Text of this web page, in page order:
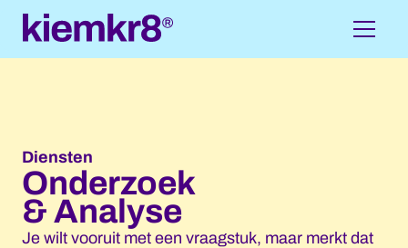
Diensten
Onderzoek
& Analyse
Je wilt vooruit met een vraagstuk, maar merkt dat